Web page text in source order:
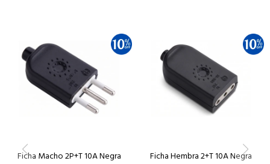
Ficha Macho 2P+T 10A Negra Ficha Hembra 2+T 10A Negra